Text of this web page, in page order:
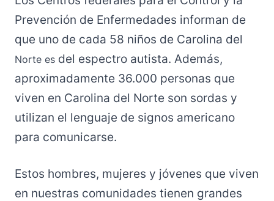
Prevención de Enfermedades informan de
que uno de cada 58 niños de Carolina del
Norte es del espectro autista. Además,
aproximadamente 36.000 personas que
viven en Carolina del Norte son sordas y
utilizan el lenguaje de signos americano
para comunicarse.
Estos hombres, mujeres y jóvenes que viven
en nuestras comunidades tienen grandes